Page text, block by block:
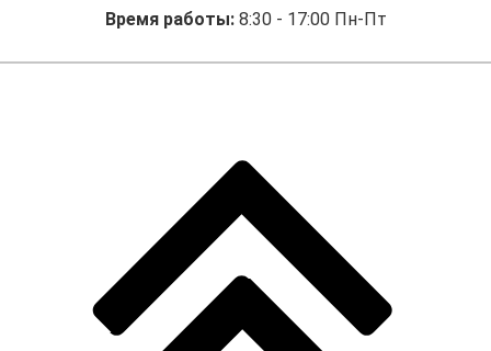
не определена;
проведение расчетов при
экспорте и (или) импорте
(поступление и (или)
передача товаров,
имущества в аренду, в том
числе в финансовую аренду
(лизинг), нераскрытой
информации,
Время работы:8:30 - 17:00 Пн-Пт